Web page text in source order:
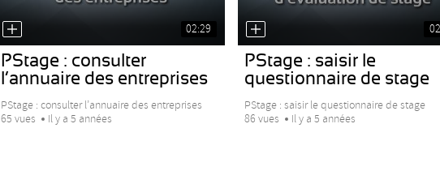
02:29
PStage : consulter
l’annuaire des entreprises
PStage : consulter l’annuaire des entreprises
65 vues
Il y a 5 années
PStage : saisir le
questionnaire de stage
PStage : saisir le questionnaire de stage
86 vues
Il y a 5 années